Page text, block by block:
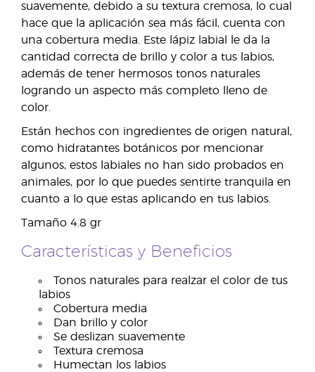
suavemente, debido a su textura cremosa, lo cual
hace que la aplicación sea más fácil, cuenta con
una cobertura media. Este lápiz labial le da la
cantidad correcta de brillo y color a tus labios,
además de tener hermosos tonos naturales
logrando un aspecto más completo lleno de
color.
Están hechos con ingredientes de origen natural,
como hidratantes botánicos por mencionar
algunos, estos labiales no han sido probados en
animales, por lo que puedes sentirte tranquila en
cuanto a lo que estas aplicando en tus labios.
Tamaño 4.8 gr
Características y Beneficios
Tonos naturales para realzar el color de tus
labios
Cobertura media
Dan brillo y color
Se deslizan suavemente
Textura cremosa
Humectan los labios